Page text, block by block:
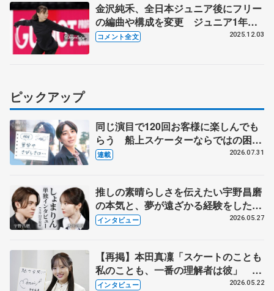
金沢純禾、全日本ジュニア後にフリー
の編曲や構成を変更 ジュニア1年目
「笑顔が一番大事。そこだけは負けま
コメント全文 2025.12.03
ピックアップ
同じ演目で120回お客様に楽しんでも
らう 船上スケーターならではの困難
とは 影響あったPIW前キャプテン松
連載 2026.07.31
推しの素晴らしさを伝えたい宇野昌磨
の本気と、夢が遠ざかる経験をした本
田真凜の覚悟
インタビュー 2026.05.27
【再掲】本田真凜「スケートのことも
私のことも、一番の理解者は彼」 引
退時の単独インタビューで語った競技
インタビュー 2026.05.22